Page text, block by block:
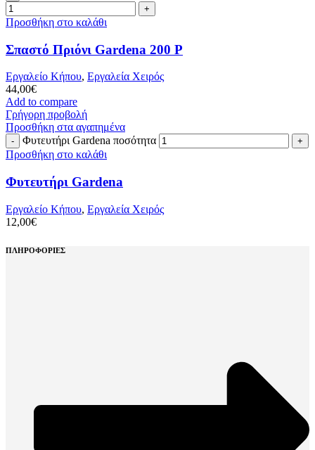
Προσθήκη στο καλάθι
Σπαστό Πριόνι Gardena 200 P
Εργαλείο Κήπου, Εργαλεία Χειρός
44,00€
Add to compare
Γρήγορη προβολή
Προσθήκη στα αγαπημένα
Φυτευτήρι Gardena ποσότητα
Προσθήκη στο καλάθι
Φυτευτήρι Gardena
Εργαλείο Κήπου, Εργαλεία Χειρός
12,00€
ΠΛΗΡΟΦΟΡΙΕΣ